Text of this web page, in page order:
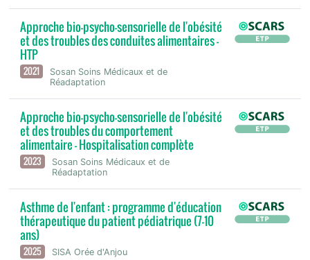
Approche bio-psycho-sensorielle de l'obésité
et des troubles des conduites alimentaires -
HTP
2021
Sosan Soins Médicaux et de
Réadaptation
Approche bio-psycho-sensorielle de l'obésité
et des troubles du comportement
alimentaire - Hospitalisation complète
2023
Sosan Soins Médicaux et de
Réadaptation
Asthme de l'enfant : programme d'éducation
thérapeutique du patient pédiatrique (7-10
ans)
2025 SISA Orée d'Anjou